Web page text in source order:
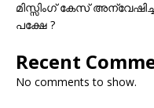
മിസ്സിംഗ് കേസ്
പക്ഷേ ?
Recent
No comments to show.